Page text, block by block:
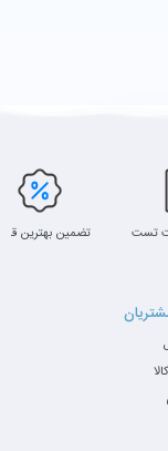
تست تضمین بهترین